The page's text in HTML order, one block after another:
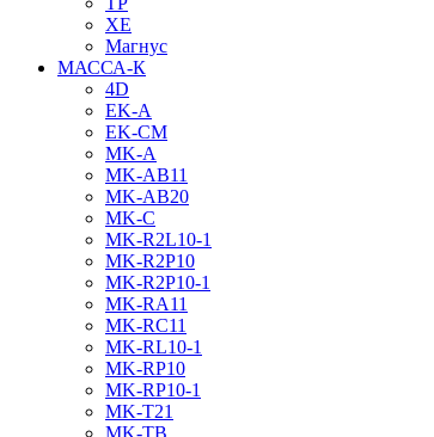
XE
Магнус
МАССА-К
4D
EK-A
EK-CM
MK-A
MK-AB11
MK-AB20
MK-C
MK-R2L10-1
MK-R2P10
MK-R2P10-1
MK-RA11
MK-RC11
MK-RL10-1
MK-RP10
MK-RP10-1
MK-T21
MK-TB